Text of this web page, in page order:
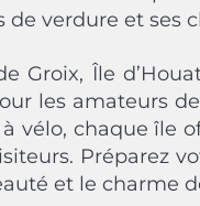
de verdure et ses
Groix, Île
les amateurs
vélo, chaque île
Préparez
et le charme